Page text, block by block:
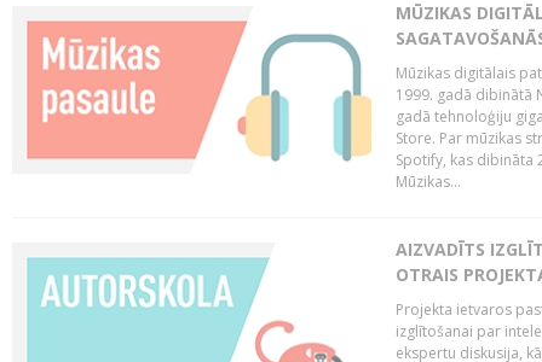
MŪZIKAS
Mūzikas digitālais
1999. gadā dibinātā
gadā tehnoloģiju
Store. Par mūzikas
Spotify, kas dibināta
Mūzikas...
AIZVADĪTS
OTRAIS
Projekta ietvaros
izglītošanai par
ekspertu diskusija,